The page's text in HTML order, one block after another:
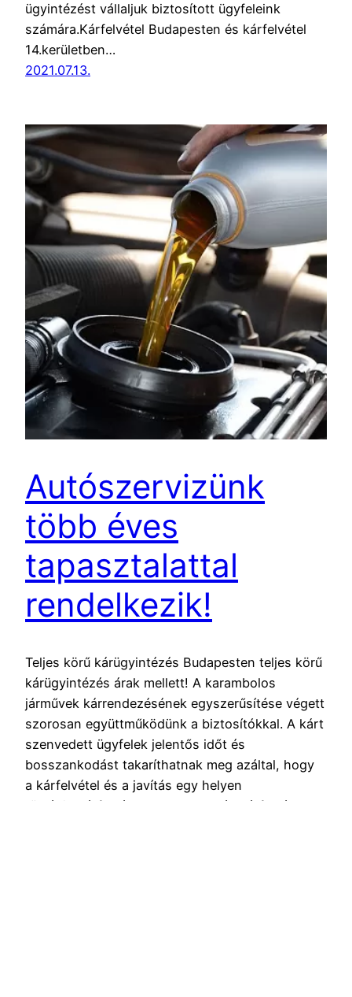
ügyintézést vállaljuk biztosított ügyfeleink
számára.Kárfelvétel Budapesten és kárfelvétel
14.kerületben…
2021.07.13.
Autószervizünk
több éves
tapasztalattal
rendelkezik!
Teljes körű kárügyintézés Budapesten teljes körű
kárügyintézés árak mellett! A karambolos
járművek kárrendezésének egyszerűsítése végett
szorosan együttműködünk a biztosítókkal. A kárt
szenvedett ügyfelek jelentős időt és
bosszankodást takaríthatnak meg azáltal, hogy
a kárfelvétel és a javítás egy helyen
történik.Kárfelvétel Budapesten és kárfelvétel a